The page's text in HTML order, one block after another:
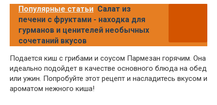
Популярные статьи Салат из
печени с фруктами - находка для
гурманов и ценителей необычных
сочетаний вкусов
Подается киш с грибами и соусом Пармезан горячим. Она
идеально подойдет в качестве основного блюда на обед
или ужин. Попробуйте этот рецепт и насладитесь вкусом и
ароматом нежного киша!